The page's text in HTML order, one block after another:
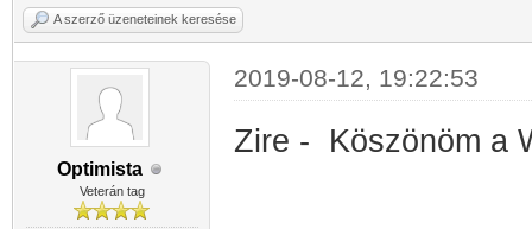
A szerző üzeneteinek keresése
Optimista
Veterán tag
2019-08-12, 19:22:53
Zire - Köszönöm a